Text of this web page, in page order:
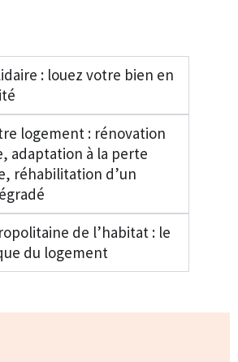
: louez votre bien en
logement : rénovation
adaptation à la perte
réhabilitation d’un
de l’habitat : le
du logement